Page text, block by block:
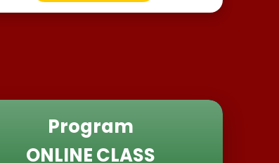
Program
ONLINE CLASS